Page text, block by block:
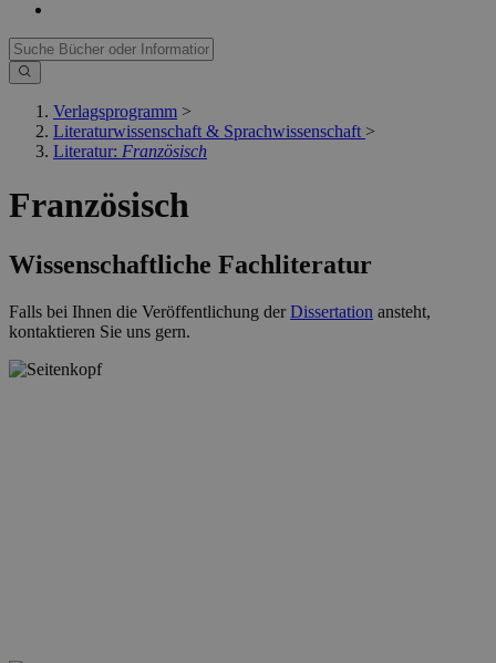
Verlagsprogramm >
Literaturwissenschaft & Sprachwissenschaft >
Literatur: Französisch
Französisch
Wissenschaftliche Fachliteratur
Falls bei Ihnen die Veröffentlichung derDissertation ansteht,
kontaktieren Sie uns gern.